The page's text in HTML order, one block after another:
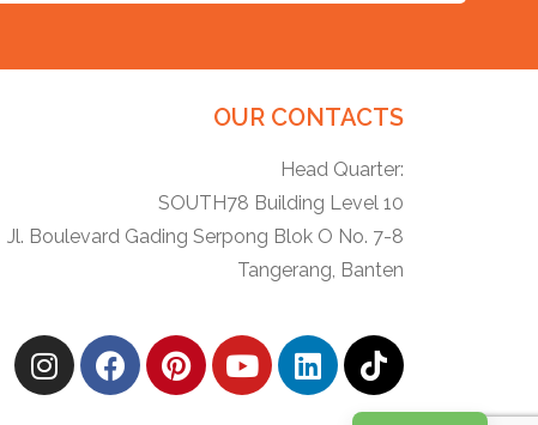
OUR CONTACTS
Head Quarter:
SOUTH78 Building Level 10
Jl. Boulevard Gading Serpong Blok O No. 7-8
Tangerang, Banten